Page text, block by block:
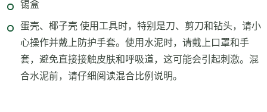
锡盒
蛋壳、椰子壳 使用工具时，特别是刀、剪刀和钻头，请小
心操作并戴上防护手套。使用水泥时，请戴上口罩和手
套，避免直接接触皮肤和呼吸道，这可能会引起刺激。混
合水泥前，请仔细阅读混合比例说明。